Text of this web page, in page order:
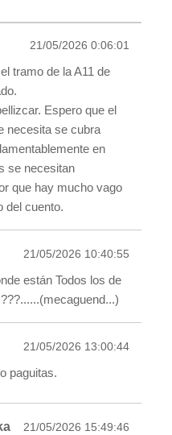
21/05/2026 0:06:01
tramo de la A11 de
Espero que el
necesita se cubra
en
se necesitan
que hay mucho vago
del cuento.
21/05/2026 10:40:55
están Todos los de
21/05/2026 13:00:44
paguitas.
21/05/2026 15:49:46